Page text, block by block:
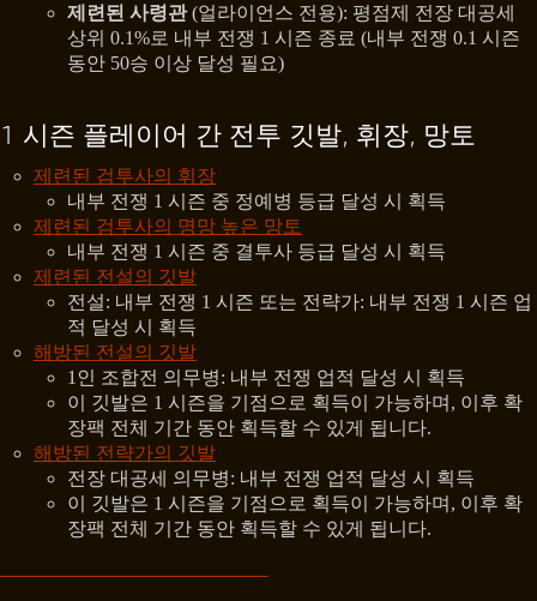
제련된 사령관(얼라이언스 전용): 평점제 전장 대공세
상위 0.1%로 내부 전쟁 1 시즌 종료 (내부 전쟁 0.1 시즌
동안 50승 이상 달성 필요)
1 시즌 플레이어 간 전투 깃발, 휘장, 망토
제련된 검투사의 휘장
내부 전쟁 1 시즌 중 정예병 등급 달성 시 획득
제련된 검투사의 명망 높은 망토
내부 전쟁 1 시즌 중 결투사 등급 달성 시 획득
제련된 전설의 깃발
전설: 내부 전쟁 1 시즌 또는 전략가: 내부 전쟁 1 시즌 업
적 달성 시 획득
해방된 전설의 깃발
1인 조합전 의무병: 내부 전쟁 업적 달성 시 획득
이 깃발은 1 시즌을 기점으로 획득이 가능하며, 이후 확
장팩 전체 기간 동안 획득할 수 있게 됩니다.
해방된 전략가의 깃발
전장 대공세 의무병: 내부 전쟁 업적 달성 시 획득
이 깃발은 1 시즌을 기점으로 획득이 가능하며, 이후 확
장팩 전체 기간 동안 획득할 수 있게 됩니다.